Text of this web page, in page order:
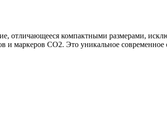
отличающееся компактными размерами,
CO2. Это уникальное современное